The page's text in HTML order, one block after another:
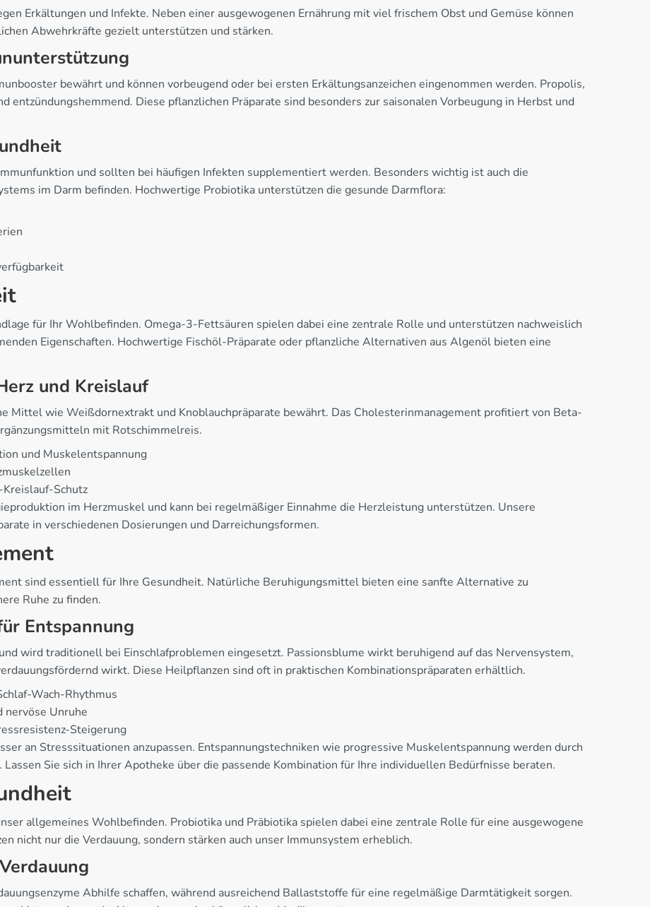
Erkältungen und Infekte. Neben einer ausgewogenen Ernährung mit viel frischem Obst und Gemüse können
Abwehrkräfte gezielt unterstützen und stärken.
bewährt und können vorbeugend oder bei ersten Erkältungsanzeichen eingenommen werden. Propolis,
entzündungshemmend. Diese pflanzlichen Präparate sind besonders zur saisonalen Vorbeugung in Herbst und
und sollten bei häufigen Infekten supplementiert werden. Besonders wichtig ist auch die
im Darm befinden. Hochwertige Probiotika unterstützen die gesunde Darmflora:
für Ihr Wohlbefinden. Omega-3-Fettsäuren spielen dabei eine zentrale Rolle und unterstützen nachweislich
Eigenschaften. Hochwertige Fischöl-Präparate oder pflanzliche Alternativen aus Algenöl bieten eine
und Kreislauf
Mittel wie Weißdornextrakt und Knoblauchpräparate bewährt. Das Cholesterinmanagement profitiert von Beta-
mit Rotschimmelreis.
und Muskelentspannung
Schutz
im Herzmuskel und kann bei regelmäßiger Einnahme die Herzleistung unterstützen. Unsere
in verschiedenen Dosierungen und Darreichungsformen.
sind essentiell für Ihre Gesundheit. Natürliche Beruhigungsmittel bieten eine sanfte Alternative zu
Ruhe zu finden.
Entspannung
wird traditionell bei Einschlafproblemen eingesetzt. Passionsblume wirkt beruhigend auf das Nervensystem,
wirkt. Diese Heilpflanzen sind oft in praktischen Kombinationspräparaten erhältlich.
Wach-Rhythmus
nervöse Unruhe
Steigerung
an Stresssituationen anzupassen. Entspannungstechniken wie progressive Muskelentspannung werden durch
Sie sich in Ihrer Apotheke über die passende Kombination für Ihre individuellen Bedürfnisse beraten.
allgemeines Wohlbefinden. Probiotika und Präbiotika spielen dabei eine zentrale Rolle für eine ausgewogene
nicht nur die Verdauung, sondern stärken auch unser Immunsystem erheblich.
Abhilfe schaffen, während ausreichend Ballaststoffe für eine regelmäßige Darmtätigkeit sorgen.